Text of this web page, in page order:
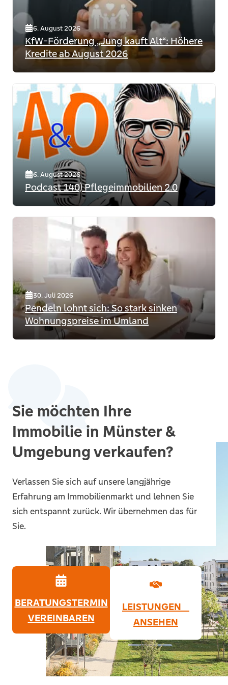
bereichern und fördern wird.
Planerisches Geschick und die richtige Auswahl
von vorhandenen Förderprogrammen zeigen, dass
sich dieses Investment in Rheine lohnen kann!
Mit freundlichen Grüßen,
Harald Noje-Knollmann und Fabian Kenning
6. August 2026
KfW-Förderung „Jung kauft Alt“: Höhere
Kredite ab August 2026
6. August 2026
Podcast 140) Pflegeimmobilien 2.0
30. Juli 2026
Pendeln lohnt sich: So stark sinken
Wohnungspreise im Umland
Sie möchten Ihre
Immobilie in Münster &
Umgebung verkaufen?
Verlassen Sie sich auf unsere langjährige
Erfahrung am Immobilienmarkt und lehnen Sie
sich entspannt zurück. Wir übernehmen das für
Sie.
BERATUNGSTERMIN
VEREINBAREN
LEISTUNGEN
ANSEHEN